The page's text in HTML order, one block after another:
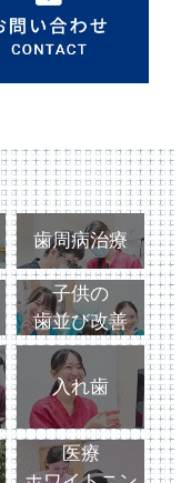
歯周病治療
子供の
歯並び改善
入れ歯
医療